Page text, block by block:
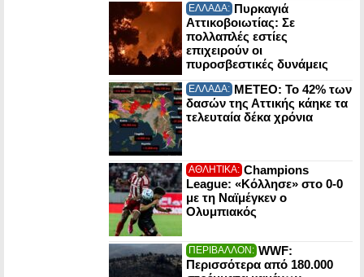
ΕΛΛΑΔΑ: Πυρκαγιά
Αττικοβοιωτίας: Σε
πολλαπλές εστίες
επιχειρούν οι
πυροσβεστικές δυνάμεις
ΕΛΛΑΔΑ: ΜΕΤΕΟ: Το 42% των
δασών της Αττικής κάηκε τα
τελευταία δέκα χρόνια
ΑΘΛΗΤΙΚΑ: Champions
League: «Κόλλησε» στο 0-0
με τη Ναϊμέγκεν ο
Ολυμπιακός
ΠΕΡΙΒΑΛΛΟΝ: WWF:
Περισσότερα από 180.000